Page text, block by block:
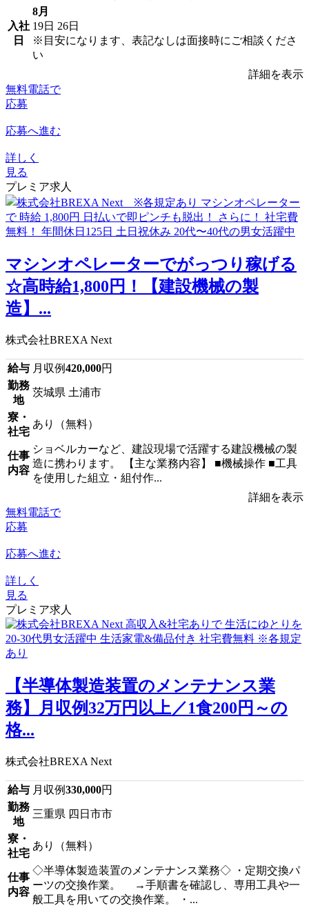
入社
日
8月
19日 26日
※目安になります、表記なしは面接時にご相談くださ
い
詳細を表示
無料電話で
応募
応募へ進む
詳しく
見る
プレミア求人
マシンオペレーターでがっつり稼げる
☆高時給1,800円！【建設機械の製
造】...
株式会社BREXA Next
給与 月収例420,000円
勤務
地
茨城県 土浦市
寮・
社宅
あり（無料）
仕事
内容
ショベルカーなど、建設現場で活躍する建設機械の製
造に携わります。 【主な業務内容】 ■機械操作 ■工具
を使用した組立・組付作...
詳細を表示
無料電話で
応募
応募へ進む
詳しく
見る
プレミア求人
【半導体製造装置のメンテナンス業
務】月収例32万円以上／1食200円～の
格...
株式会社BREXA Next
給与 月収例330,000円
勤務
地
三重県 四日市市
寮・
社宅
あり（無料）
仕事
内容
◇半導体製造装置のメンテナンス業務◇ ・定期交換パ
ーツの交換作業。 →手順書を確認し、専用工具や一
般工具を用いての交換作業。 ・...